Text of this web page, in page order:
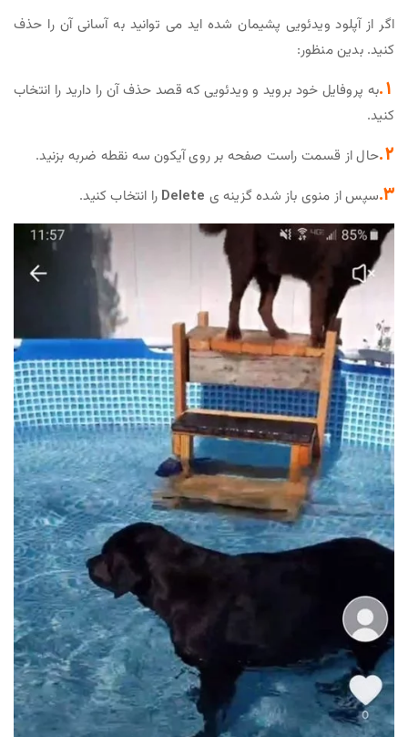
اگر از آپلود ویدئویی پشیمان شده اید می توانید به آسانی آن را حذف
کنید. بدین منظور:
1. به پروفایل خود بروید و ویدئویی که قصد حذف آن را دارید را انتخاب
کنید.
2. حال از قسمت راست صفحه بر روی آیکون سه نقطه ضربه بزنید.
3. سپس از منوی باز شده گزینه ی Delete را انتخاب کنید.